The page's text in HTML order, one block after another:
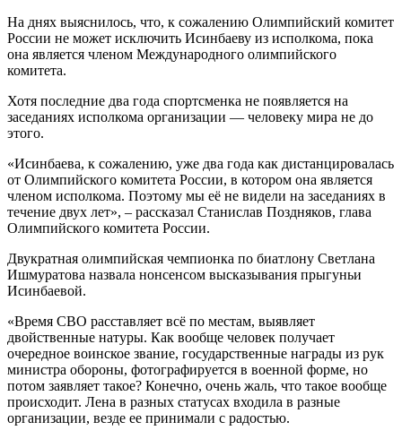
На днях выяснилось, что, к сожалению Олимпийский комитет
России не может исключить Исинбаеву из исполкома, пока
она является членом Международного олимпийского
комитета.
Хотя последние два года спортсменка не появляется на
заседаниях исполкома организации — человеку мира не до
этого.
«Исинбаева, к сожалению, уже два года как дистанцировалась
от Олимпийского комитета России, в котором она является
членом исполкома. Поэтому мы её не видели на заседаниях в
течение двух лет», – рассказал Станислав Поздняков, глава
Олимпийского комитета России.
Двукратная олимпийская чемпионка по биатлону Светлана
Ишмуратова назвала нонсенсом высказывания прыгуньи
Исинбаевой.
«Время СВО расставляет всё по местам, выявляет
двойственные натуры. Как вообще человек получает
очередное воинское звание, государственные награды из рук
министра обороны, фотографируется в военной форме, но
потом заявляет такое? Конечно, очень жаль, что такое вообще
происходит. Лена в разных статусах входила в разные
организации, везде ее принимали с радостью.